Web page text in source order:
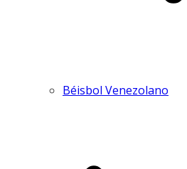
Béisbol Venezolano